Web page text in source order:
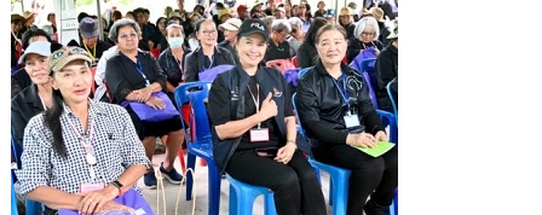
b
o
o
k
er di
t
g
er
bl
r
e
st
y
Li
n
k